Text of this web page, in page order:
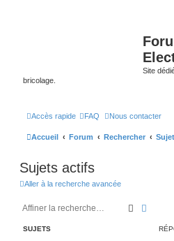
Site
bricolage.
Accès rapide FAQ Nous contacter
Accueil Forum Rechercher
Sujets actifs
Aller à la recherche avancée
Rechercher
SUJETS